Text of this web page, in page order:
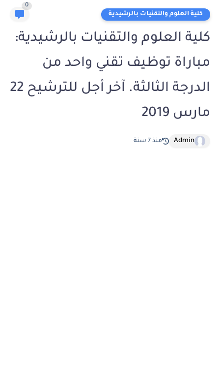
كلية العلوم والتقنيات بالرشيدية
0
كلية العلوم والتقنيات بالرشيدية:
مباراة توظيف تقني واحد من
الدرجة الثالثة. آخر أجل للترشيح 22
مارس 2019
Admin منذ 7 سنة